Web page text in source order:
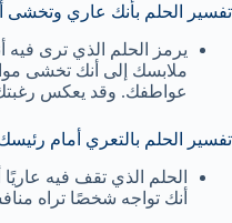
تفسير الحلم بأنك عاري وتخشى
يرمز الحلم الذي ترى
ملابسك إلى أنك تخشى
عواطفك. وقد يعكس
تفسير الحلم بالتعري أمام
الحلم الذي تقف فيه
أنك تواجه شخصًا تراه